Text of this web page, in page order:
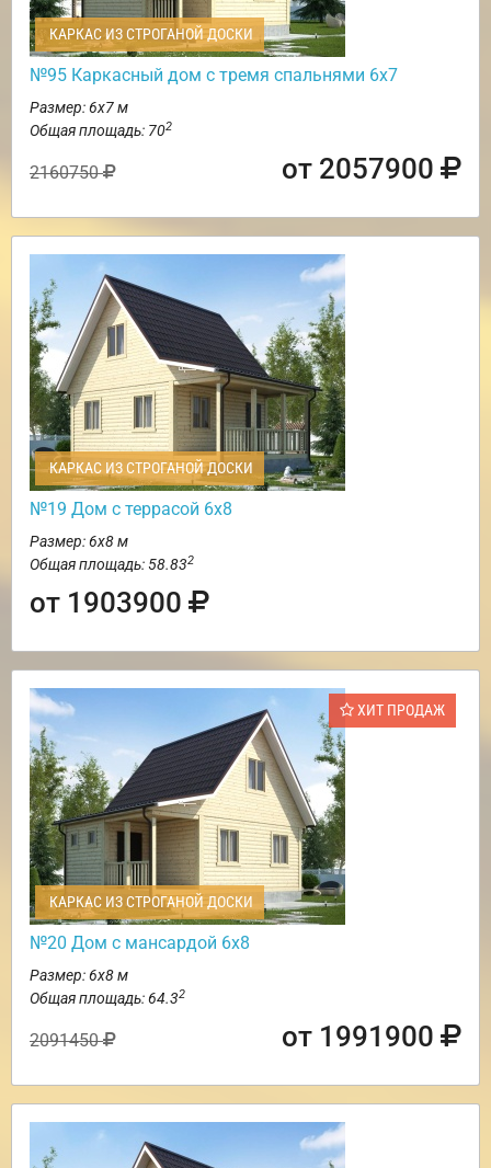
КАРКАС ИЗ СТРОГАНОЙ ДОСКИ
№95 Каркасный дом с тремя спальнями 6х7
Размер: 6х7 м
Общая площадь: 702
2160750 от 2057900
КАРКАС ИЗ СТРОГАНОЙ ДОСКИ
№19 Дом с террасой 6х8
Размер: 6х8 м
Общая площадь: 58.832
от 1903900
ХИТ ПРОДАЖ
КАРКАС ИЗ СТРОГАНОЙ ДОСКИ
№20 Дом с мансардой 6х8
Размер: 6х8 м
Общая площадь: 64.32
2091450 от 1991900